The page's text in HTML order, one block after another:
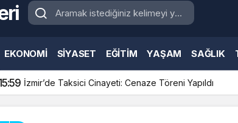
EKONOMI SIYASET EĞITIM YAŞAM SAĞLIK
İzmir’de Taksici Cinayeti: Cenaze Töreni Yapıldı